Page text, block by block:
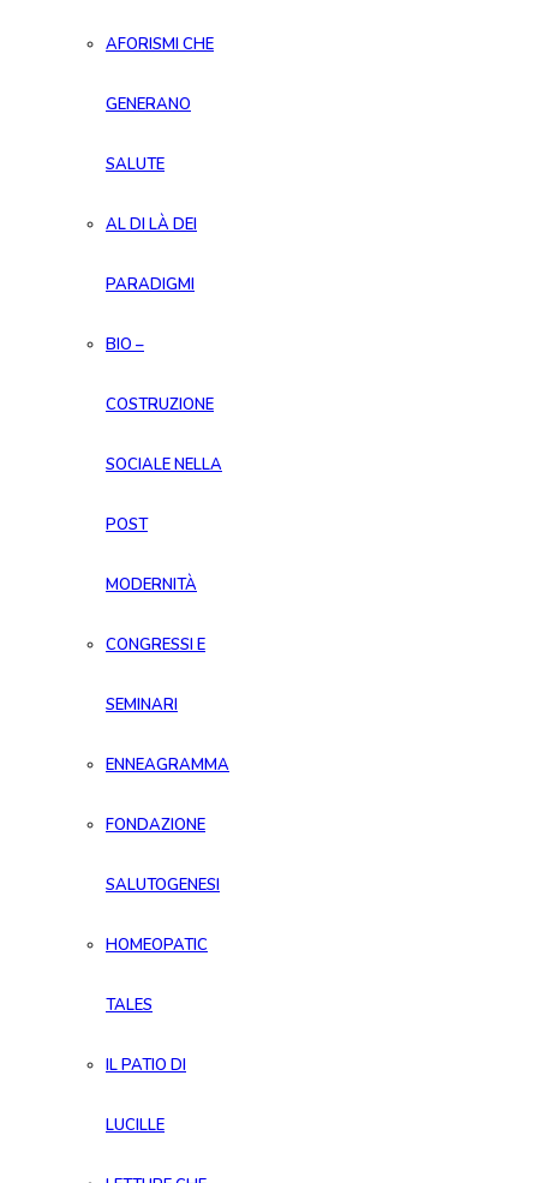
AFORISMI CHE
GENERANO
SALUTE
AL DI LÀ DEI
PARADIGMI
BIO –
COSTRUZIONE
SOCIALE NELLA
POST
MODERNITÀ
CONGRESSI E
SEMINARI
ENNEAGRAMMA
FONDAZIONE
SALUTOGENESI
HOMEOPATIC
TALES
IL PATIO DI
LUCILLE